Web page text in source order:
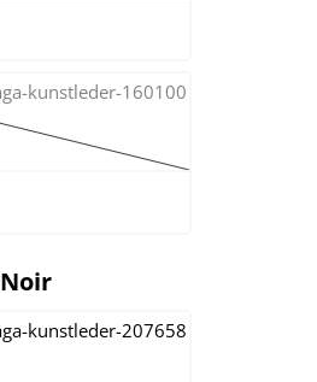
Rouge
(Cette option n'est pas disponible pour le
Noirselect